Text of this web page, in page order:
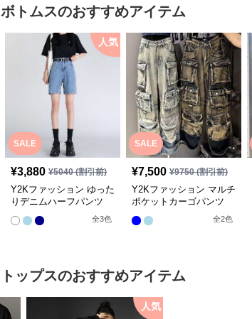
ボトムスのおすすめアイテム
SALE
人気
¥3,880 ¥5040(割引前)
Y2Kファッション ゆった
りデニムハーフパンツ
全3色
SALE
¥7,500 ¥9750(割引前)
Y2Kファッション マルチ
ポケットカーゴパンツ
全2色
トップスのおすすめアイテム
人気